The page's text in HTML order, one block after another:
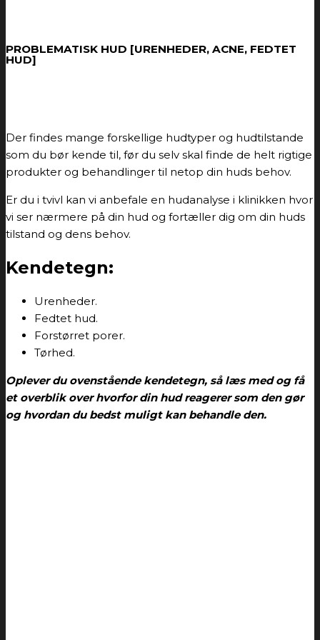
PROBLEMATISK HUD [URENHEDER, ACNE, FEDTET
HUD]
Der findes mange forskellige hudtyper og hudtilstande
som du bør kende til, før du selv skal finde de helt rigtige
produkter og behandlinger til netop din huds behov.
Er du i tvivl kan vi anbefale en hudanalyse i klinikken hvor
vi ser nærmere på din hud og fortæller dig om din huds
tilstand og dens behov.
Kendetegn:
Urenheder.
Fedtet hud.
Forstørret porer.
Tørhed.
Oplever du ovenstående kendetegn, så læs med og få
et overblik over hvorfor din hud reagerer som den gør
og hvordan du bedst muligt kan behandle den.